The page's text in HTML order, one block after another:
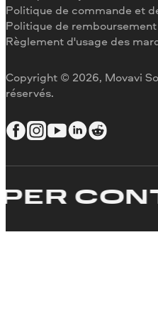
Inverser une vidéo
Stabiliser une vidéo
Ajuster une vidéo
Copyright © 2026, Movavi
réservés.
Politique de commande et
Politique de remboursement
Règlement d'usage des